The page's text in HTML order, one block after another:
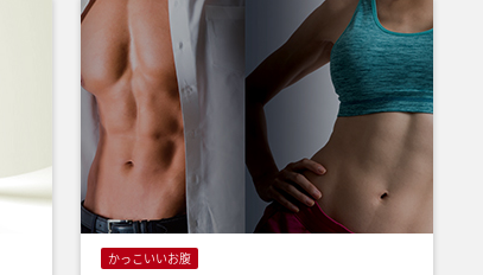
かっこいいお腹